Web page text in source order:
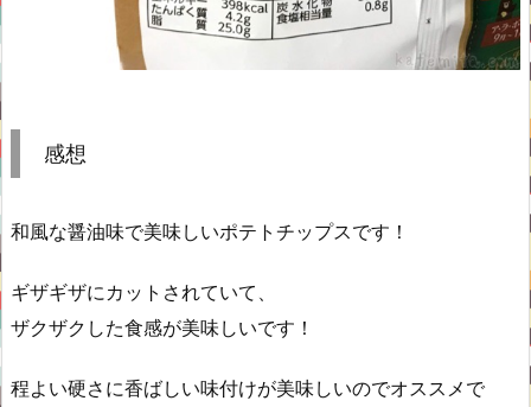
感想
和風な醤油味で美味しいポテトチップスです！
ギザギザにカットされていて、
ザクザクした食感が美味しいです！
程よい硬さに香ばしい味付けが美味しいのでオススメで